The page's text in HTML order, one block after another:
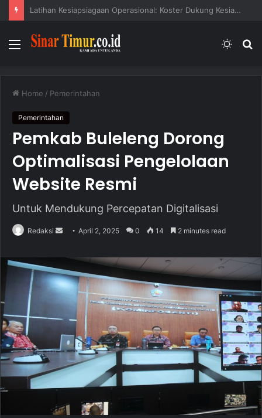
Bravo! Koster Masuk Daftar “100 Alumni ITB Kebanggaan”
Menu
Switch
Home / Pemerintahan
Pemerintahan
Pemkab Buleleng Dorong
Optimalisasi Pengelolaan
Website Resmi
Untuk Mendukung Percepatan Digitalisasi
Redaksi
n
d
a
l
April 2, 2025 0 14 2 minutes read